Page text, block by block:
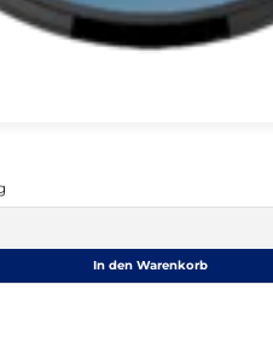
In den Warenkorb